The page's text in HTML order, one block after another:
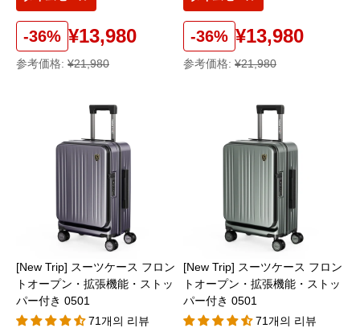
-36% ¥13,980
参考価格: ¥21,980
-36% ¥13,980
参考価格: ¥21,980
[New Trip] スーツケース フロン
トオープン・拡張機能・ストッ
パー付き 0501
71개의 리뷰
[New Trip] スーツケース フロン
トオープン・拡張機能・ストッ
パー付き 0501
71개의 리뷰